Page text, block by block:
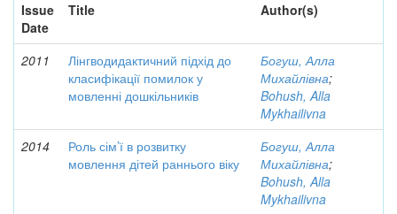
Issue
Date
Title Author(s)
2011
Лінгводидактичний підхід до
класифікації помилок у
мовленні дошкільників
Богуш, Алла
Михайлівна;
Bohush, Alla
Mykhailivna
2014
Роль сім’ї в розвитку
мовлення дітей раннього віку
Богуш, Алла
Михайлівна;
Bohush, Alla
Mykhailivna